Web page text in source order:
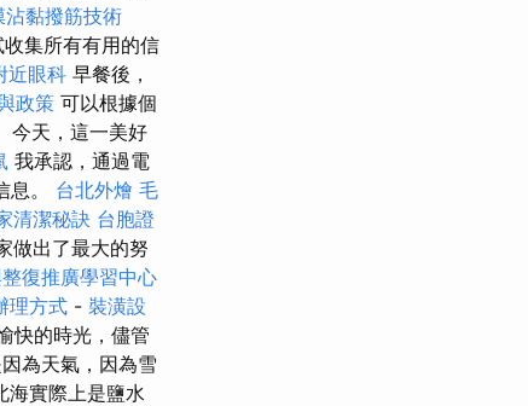
沾黏撥筋技術
集所有有用的信
近眼科 早餐後，
政策 可以根據個
今天，這一美好
我承認，通過電
息。 台北外燴 毛
清潔秘訣 台胞證
做出了最大的努
復推廣學習中心
理方式 - 裝潢設
快的時光，儘管
為天氣，因為雪
海實際上是鹽水